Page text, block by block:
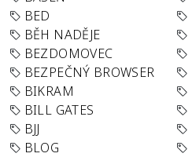
BED
BĚH NADĚJE
BEZDOMOVEC
BEZPEČNÝ BROWSER
BIKRAM
BILL GATES
BJJ
BLOG